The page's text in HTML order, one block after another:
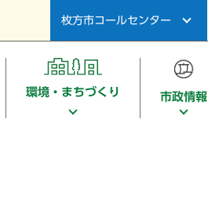
枚方市コールセンター
環境・まちづくり 市政情報